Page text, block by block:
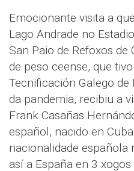
Emocionante visita a
Lago Andrade no
San Paio de Refoxos de
de peso ceense, que
Tecnificación Galego
da pandemia, recibiu a
Frank Casañas
español, nacido en
nacionalidade española
así a España en 3